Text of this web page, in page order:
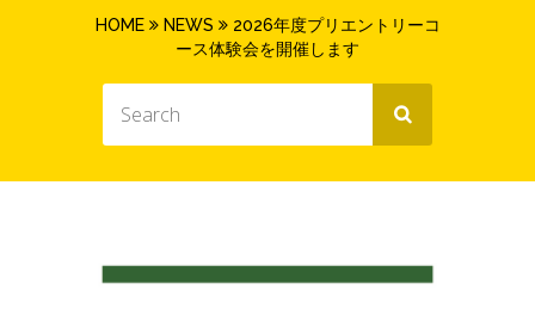
HOME NEWS
2026年度プリエントリーコ
ース体験会を開催します